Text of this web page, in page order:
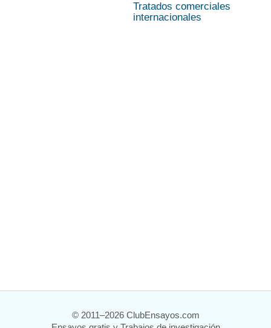
Tratados comerciales
internacionales
© 2011–2026 ClubEnsayos.com